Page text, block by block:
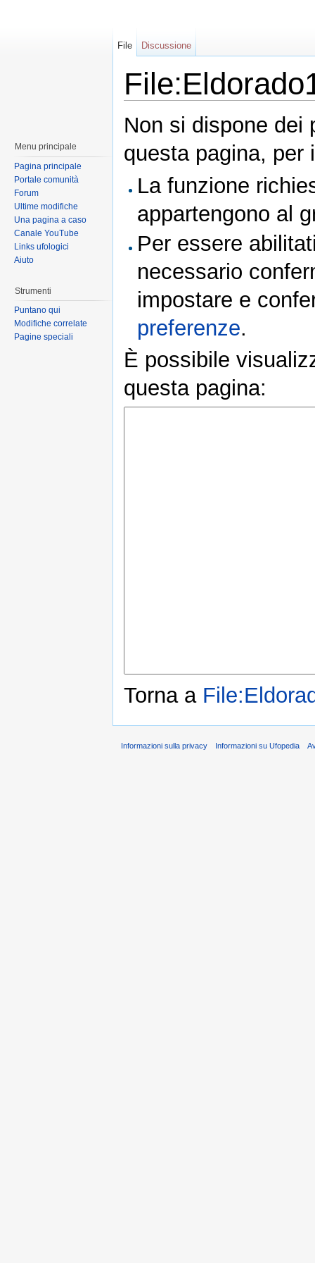
Non si dispone dei
questa pagina, per
La funzione
appartengono al
Per essere
necessario
impostare e
preferenze.
È possibile
questa pagina:
Torna a
File Discussione
Menu principale
Pagina principale
Portale comunità
Forum
Ultime modifiche
Una pagina a caso
Canale YouTube
Links ufologici
Aiuto
Strumenti
Puntano qui
Modifiche correlate
Pagine speciali
Informazioni sulla privacy Informazioni su Ufopedia